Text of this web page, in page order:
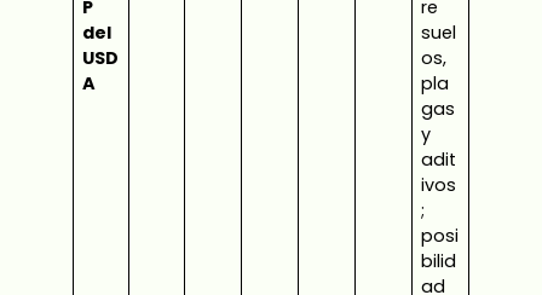
P
del
USD
A
re
suel
os,
pla
gas
y
adit
ivos
;
posi
bilid
ad